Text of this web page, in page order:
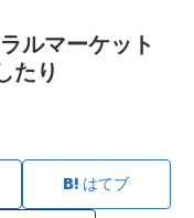
ルマーケット
たり
はてブ